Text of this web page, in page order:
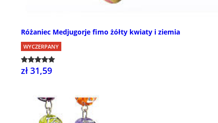
Różaniec Medjugorje fimo żółty kwiaty i ziemia
WYCZERPANY
zł 31,59